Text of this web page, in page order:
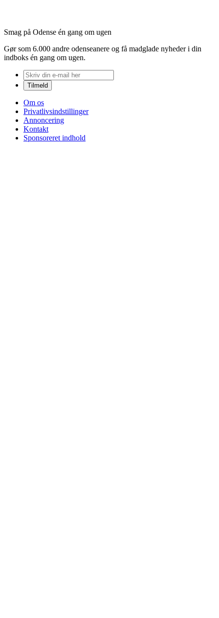
Smag på Odense én gang om ugen
Gør som 6.000 andre odenseanere og få madglade nyheder i din
indboks én gang om ugen.
Om os
Privatlivsindstillinger
Annoncering
Kontakt
Sponsoreret indhold